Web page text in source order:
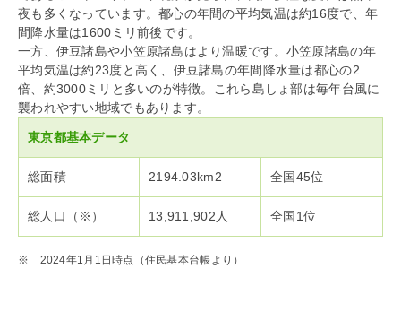
夜も多くなっています。都心の年間の平均気温は約16度で、年
間降水量は1600ミリ前後です。
一方、伊豆諸島や小笠原諸島はより温暖です。小笠原諸島の年
平均気温は約23度と高く、伊豆諸島の年間降水量は都心の2
倍、約3000ミリと多いのが特徴。これら島しょ部は毎年台風に
襲われやすい地域でもあります。
東京都基本データ
総面積 2194.03km2 全国45位
総人口（※） 13,911,902人 全国1位
※ 2024年1月1日時点（住民基本台帳より）